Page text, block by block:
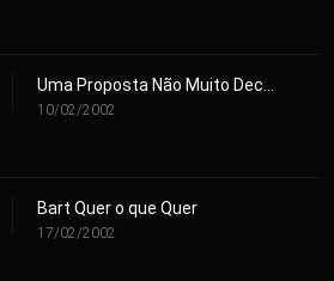
10/02/2002
Bart Quer o que Quer
17/02/2002